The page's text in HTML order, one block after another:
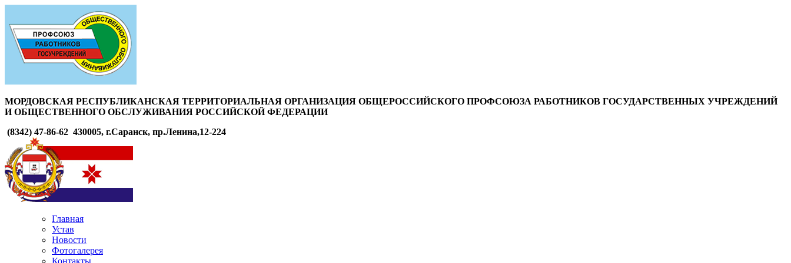
МОРДОВСКАЯ РЕСПУБЛИКАНСКАЯ ТЕРРИТОРИАЛЬНАЯ ОРГАНИЗАЦИЯ ОБЩЕРОССИЙСКОГО ПРОФСОЮЗА РАБОТНИКОВ ГОСУДАРСТВЕННЫХ УЧРЕЖДЕНИЙ
И ОБЩЕСТВЕННОГО ОБСЛУЖИВАНИЯ РОССИЙСКОЙ ФЕДЕРАЦИИ
(8342) 47-86-62 430005, г.Саранск, пр.Ленина,12-224
Главная
Устав
Новости
Фотогалерея
Контакты